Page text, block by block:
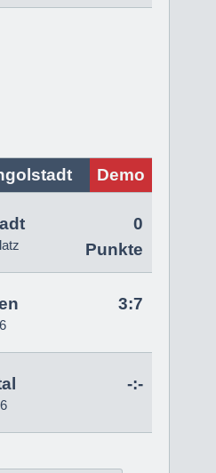
Demo
0
Punkte
3:7
-:-